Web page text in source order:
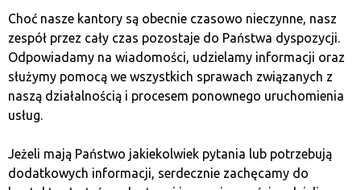
Також можливий стейкінг криптовалюти
безпосередньо з деяких цифрових гаманців або
через інших постачальників послуг. Кожне рішення
має свої плюси і мінуси – вибір залежатиме від знань
інвестора та рівня довіри, яким власник валюти
дарує конкретні рішення.
Niniejszy artykuł nie stanowi porady inwestycyjnej,
Choć nasze kantory są obecnie czasowo nieczynne, nasz
zespół przez cały czas pozostaje do Państwa dyspozycji.
Odpowiadamy na wiadomości, udzielamy informacji oraz
służymy pomocą we wszystkich sprawach związanych z
naszą działalnością i procesem ponownego uruchomienia
usług.
Jeżeli mają Państwo jakiekolwiek pytania lub potrzebują
dodatkowych informacji, serdecznie zachęcamy do